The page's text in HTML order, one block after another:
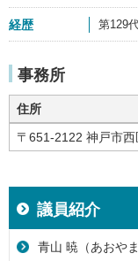
経歴 第129
事務所
住所
〒651-2122 神戸市
議員紹介
青山 暁（あおや